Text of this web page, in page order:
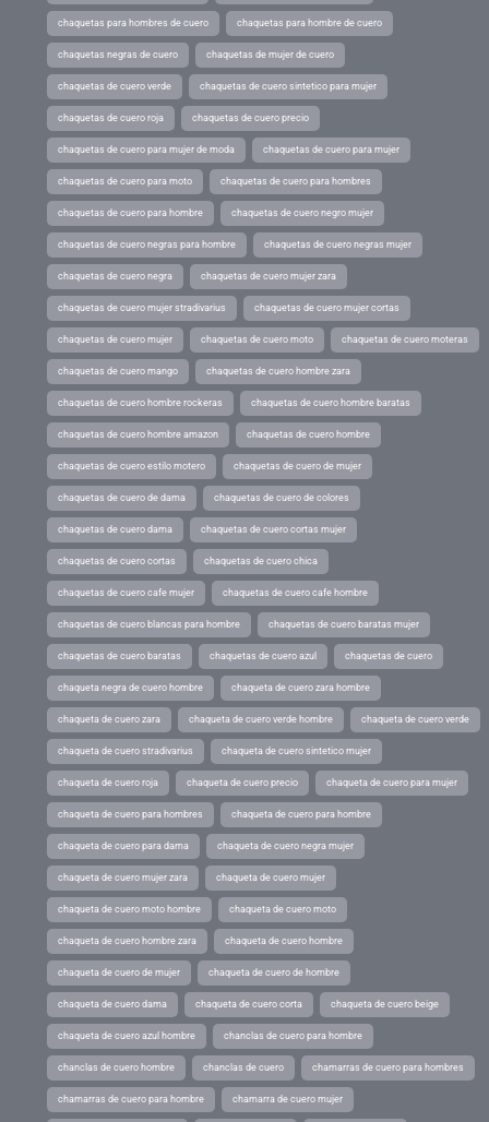
chaquetas para hombres de cuero chaquetas para hombre de cuero
chaquetas negras de cuero chaquetas de mujer de cuero
chaquetas de cuero verde chaquetas de cuero sintetico para mujer
chaquetas de cuero roja chaquetas de cuero precio
chaquetas de cuero para mujer de moda chaquetas de cuero para mujer
chaquetas de cuero para moto chaquetas de cuero para hombres
chaquetas de cuero para hombre chaquetas de cuero negro mujer
chaquetas de cuero negras para hombre chaquetas de cuero negras mujer
chaquetas de cuero negra chaquetas de cuero mujer zara
chaquetas de cuero mujer stradivarius chaquetas de cuero mujer cortas
chaquetas de cuero mujer chaquetas de cuero moto chaquetas de cuero moteras
chaquetas de cuero mango chaquetas de cuero hombre zara
chaquetas de cuero hombre rockeras chaquetas de cuero hombre baratas
chaquetas de cuero hombre amazon chaquetas de cuero hombre
chaquetas de cuero estilo motero chaquetas de cuero de mujer
chaquetas de cuero de dama chaquetas de cuero de colores
chaquetas de cuero dama chaquetas de cuero cortas mujer
chaquetas de cuero cortas chaquetas de cuero chica
chaquetas de cuero cafe mujer chaquetas de cuero cafe hombre
chaquetas de cuero blancas para hombre chaquetas de cuero baratas mujer
chaquetas de cuero baratas chaquetas de cuero azul chaquetas de cuero
chaqueta negra de cuero hombre chaqueta de cuero zara hombre
chaqueta de cuero zara chaqueta de cuero verde hombre chaqueta de cuero verde
chaqueta de cuero stradivarius chaqueta de cuero sintetico mujer
chaqueta de cuero roja chaqueta de cuero precio chaqueta de cuero para mujer
chaqueta de cuero para hombres chaqueta de cuero para hombre
chaqueta de cuero para dama chaqueta de cuero negra mujer
chaqueta de cuero mujer zara chaqueta de cuero mujer
chaqueta de cuero moto hombre chaqueta de cuero moto
chaqueta de cuero hombre zara chaqueta de cuero hombre
chaqueta de cuero de mujer chaqueta de cuero de hombre
chaqueta de cuero dama chaqueta de cuero corta chaqueta de cuero beige
chaqueta de cuero azul hombre chanclas de cuero para hombre
chanclas de cuero hombre chanclas de cuero chamarras de cuero para hombres
chamarras de cuero para hombre chamarra de cuero mujer